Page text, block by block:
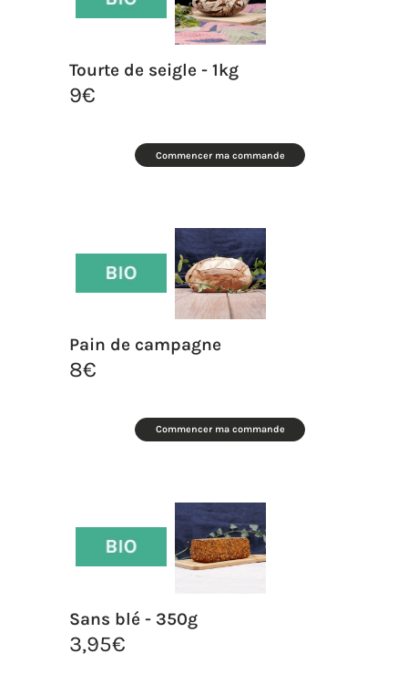
Tourte de seigle - 1kg
9€
Commencer ma commande
Pain de campagne
8€
Commencer ma commande
Sans blé - 350g
3,95€